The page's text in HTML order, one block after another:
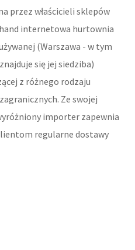
NOCLEGI
przez właścicieli sklepów
internetowa hurtownia
(Warszawa - w tym
się jej siedziba)
z różnego rodzaju
Ze swojej
importer zapewnia
regularne dostawy